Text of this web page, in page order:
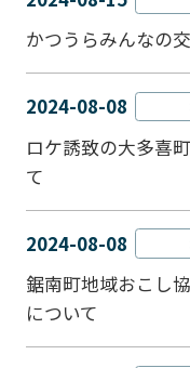
かつうらみんなの
2024-08-08
ロケ誘致の大多喜
て
2024-08-08
鋸南町地域おこし
について